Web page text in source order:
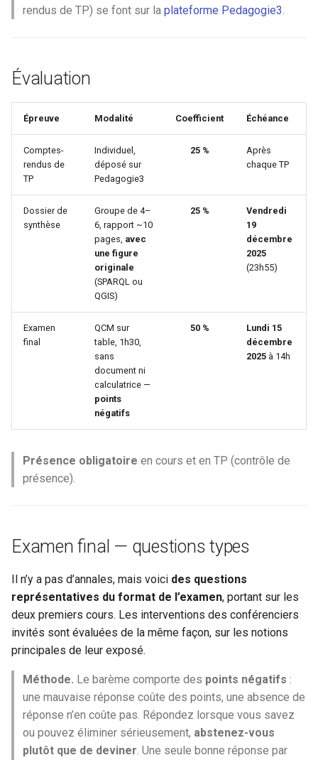
rendus de TP) se font sur la plateforme Pedagogie3.
Évaluation
Épreuve Modalité Coefficient Échéance
Comptes-
rendus de
TP
Individuel,
déposé sur
Pedagogie3
25 %
Après
chaque TP
Dossier de
synthèse
Groupe de 4–
6, rapport ~10
pages, avec
une figure
originale
(SPARQL ou
QGIS)
25 %
Vendredi
19
décembre
2025
(23h55)
Examen
final
QCM sur
table, 1h30,
sans
document ni
calculatrice —
points
négatifs
50 %
Lundi 15
décembre
2025 à 14h
Présence obligatoire en cours et en TP (contrôle de
présence).
Examen final — questions types
Il n’y a pas d’annales, mais voici des questions
représentatives du format de l’examen, portant sur les
deux premiers cours. Les interventions des conférenciers
invités sont évaluées de la même façon, sur les notions
principales de leur exposé.
Méthode. Le barème comporte des points négatifs :
une mauvaise réponse coûte des points, une absence de
réponse n’en coûte pas. Répondez lorsque vous savez
ou pouvez éliminer sérieusement, abstenez-vous
plutôt que de deviner. Une seule bonne réponse par